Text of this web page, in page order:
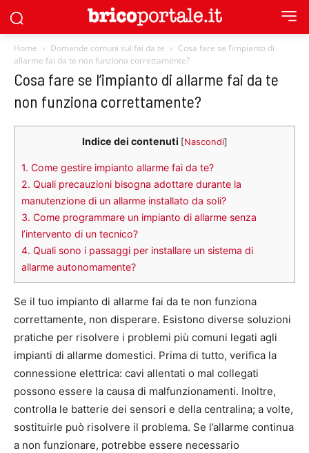
Home Domande comuni sul fai da te
Cosa fare se l’impianto di
allarme fai da te non funziona correttamente?
Cosa fare se l’impianto di allarme fai da te
non funziona correttamente?
Indice dei contenuti [Nascondi]
1. Come gestire impianto allarme fai da te?
2. Quali precauzioni bisogna adottare durante la
manutenzione di un allarme installato da soli?
3. Come programmare un impianto di allarme senza
l’intervento di un tecnico?
4. Quali sono i passaggi per installare un sistema di
allarme autonomamente?
Se il tuo impianto di allarme fai da te non funziona
correttamente, non disperare. Esistono diverse soluzioni
pratiche per risolvere i problemi più comuni legati agli
impianti di allarme domestici. Prima di tutto, verifica la
connessione elettrica: cavi allentati o mal collegati
possono essere la causa di malfunzionamenti. Inoltre,
controlla le batterie dei sensori e della centralina; a volte,
sostituirle può risolvere il problema. Se l’allarme continua
a non funzionare, potrebbe essere necessario